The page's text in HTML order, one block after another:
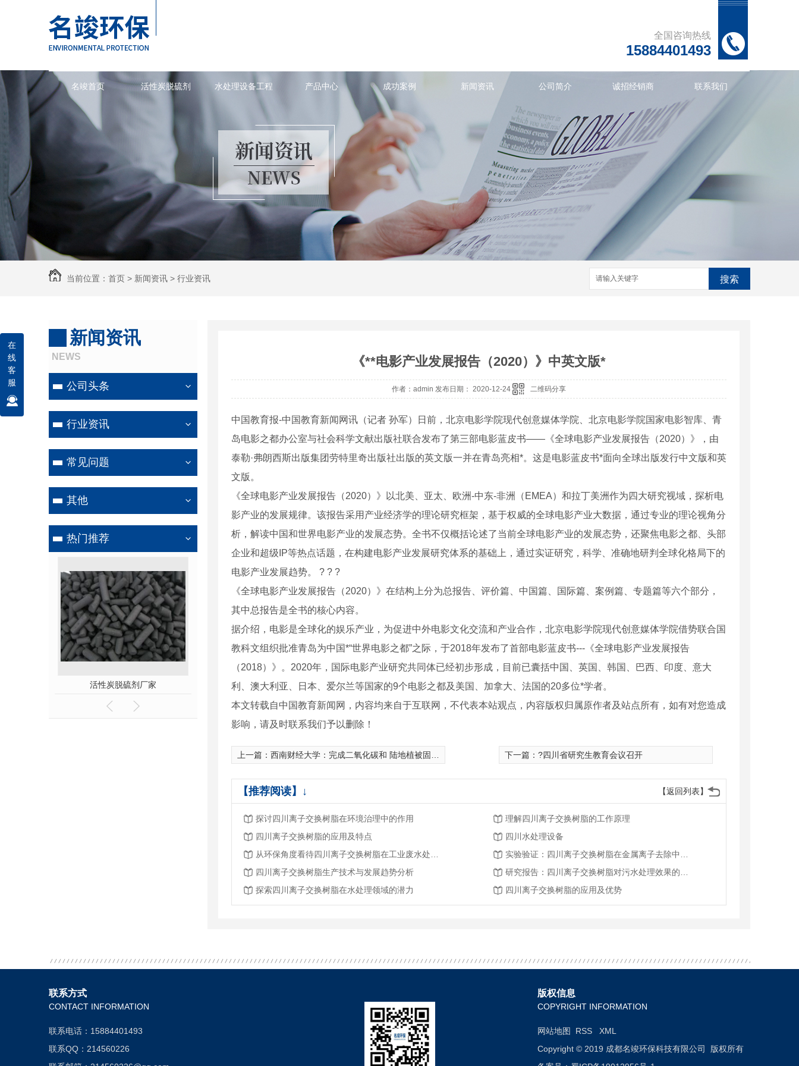
全国咨询热线
15884401493
名竣首页 活性炭脱硫剂 水处理设备工程 产品中心 成功案例 新闻资讯 公司简介 诚招经销商 联系我们
当前位置： 首页 > 新闻资讯 > 行业资讯 搜索
新闻资讯
NEWS
公司头条
行业资讯
常见问题
其他
热门推荐
成都活性炭脱硫剂厂家
《**电影产业发展报告（2020）》中英文版*
作者：admin 发布日期： 2020-12-24 二维码分享
中国教育报-中国教育新闻网讯（记者 孙军）日前，北京电影学院现代创意媒体学院、北京电影学院国家电影智库、青
岛电影之都办公室与社会科学文献出版社联合发布了第三部电影蓝皮书——《全球电影产业发展报告（2020）》，由
泰勒·弗朗西斯出版集团劳特里奇出版社出版的英文版一并在青岛亮相*。这是电影蓝皮书*面向全球出版发行中文版和英
文版。
《全球电影产业发展报告（2020）》以北美、亚太、欧洲-中东-非洲（EMEA）和拉丁美洲作为四大研究视域，探析电
影产业的发展规律。该报告采用产业经济学的理论研究框架，基于权威的全球电影产业大数据，通过专业的理论视角分
析，解读中国和世界电影产业的发展态势。全书不仅概括论述了当前全球电影产业的发展态势，还聚焦电影之都、头部
企业和超级IP等热点话题，在构建电影产业发展研究体系的基础上，通过实证研究，科学、准确地研判全球化格局下的
电影产业发展趋势。 ? ? ?
《全球电影产业发展报告（2020）》在结构上分为总报告、评价篇、中国篇、国际篇、案例篇、专题篇等六个部分，
其中总报告是全书的核心内容。
据介绍，电影是全球化的娱乐产业，为促进中外电影文化交流和产业合作，北京电影学院现代创意媒体学院借势联合国
教科文组织批准青岛为中国*“世界电影之都”之际，于2018年发布了首部电影蓝皮书---《全球电影产业发展报告
（2018）》。2020年，国际电影产业研究共同体已经初步形成，目前已囊括中国、英国、韩国、巴西、印度、意大
利、澳大利亚、日本、爱尔兰等国家的9个电影之都及美国、加拿大、法国的20多位*学者。
本文转载自中国教育新闻网，内容均来自于互联网，不代表本站观点，内容版权归属原作者及站点所有，如有对您造成
影响，请及时联系我们予以删除！
上一篇： 西南财经大学：完成二氧化碳和 陆地植被固碳测算 下一篇： ?四川省研究生教育会议召开
【返回列表】
【推荐阅读】↓
探讨四川离子交换树脂在环境治理中的作用
理解四川离子交换树脂的工作原理
四川离子交换树脂的应用及特点
四川水处理设备
四川离子交换树脂生产技术与发展趋势分析
探索四川离子交换树脂在水处理领域的潜力
四川离子交换树脂的应用及优势
联系方式
CONTACT INFORMATION
联系电话：15884401493
联系QQ：214560226
版权信息
COPYRIGHT INFORMATION
网站地图 RSS
XML
Copyright © 2019 成都名竣环保科技有限公司 版权所有
在
线
客
服